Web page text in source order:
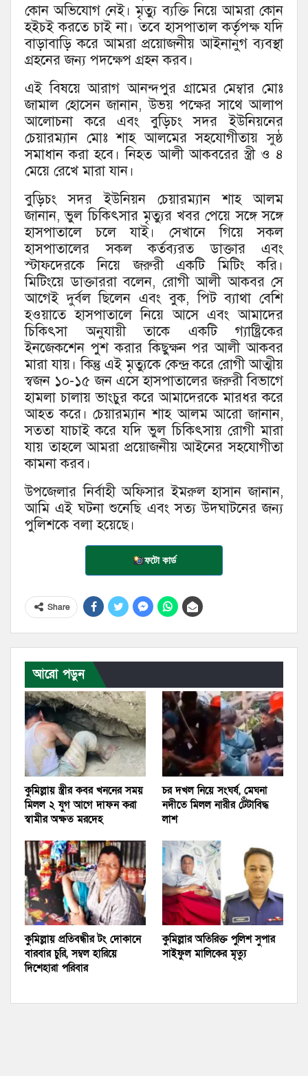
কোন অভিযোগ নেই। মৃত্যু ব্যক্তি নিয়ে আমরা কোন
হইচই করতে চাই না। তবে হাসপাতাল কর্তৃপক্ষ যদি
বাড়াবাড়ি করে আমরা প্রয়োজনীয় আইনানুগ ব্যবস্থা
গ্রহনের জন্য পদক্ষেপ গ্রহন করব।
এই বিষয়ে আরাগ আনন্দপুর গ্রামের মেম্বার মোঃ
জামাল হোসেন জানান, উভয় পক্ষের সাথে আলাপ
আলোচনা করে এবং বুড়িচং সদর ইউনিয়নের
চেয়ারম্যান মোঃ শাহ আলমের সহযোগীতায় সুষ্ঠ
সমাধান করা হবে। নিহত আলী আকবরের স্ত্রী ও ৪
মেয়ে রেখে মারা যান।
বুড়িচং সদর ইউনিয়ন চেয়ারম্যান শাহ আলম
জানান, ভুল চিকিৎসার মৃত্যুর খবর পেয়ে সঙ্গে সঙ্গে
হাসপাতালে চলে যাই। সেখানে গিয়ে সকল
হাসপাতালের সকল কর্তব্যরত ডাক্তার এবং
স্টাফদেরকে নিয়ে জরুরী একটি মিটিং করি।
মিটিংয়ে ডাক্তাররা বলেন, রোগী আলী আকবর সে
আগেই দুর্বল ছিলেন এবং বুক, পিট ব্যাথা বেশি
হওয়াতে হাসপাতালে নিয়ে আসে এবং আমাদের
চিকিৎসা অনুযায়ী তাকে একটি গ্যাষ্ট্রিকের
ইনজেকশেন পুশ করার কিছুক্ষন পর আলী আকবর
মারা যায়। কিন্তু এই মৃত্যুকে কেন্দ্র করে রোগী আত্মীয়
স্বজন ১০-১৫ জন এসে হাসপাতালের জরুরী বিভাগে
হামলা চালায় ভাংচুর করে আমাদেরকে মারধর করে
আহত করে। চেয়ারম্যান শাহ আলম আরো জানান,
সততা যাচাই করে যদি ভুল চিকিৎসায় রোগী মারা
যায় তাহলে আমরা প্রয়োজনীয় আইনের সহযোগীতা
কামনা করব।
উপজেলার নির্বাহী অফিসার ইমরুল হাসান জানান,
আমি এই ঘটনা শুনেছি এবং সত্য উদঘাটনের জন্য
পুলিশকে বলা হয়েছে।
ফটো কার্ড
Share
আরো পড়ুন
কুমিল্লায় স্ত্রীর কবর খননের সময়
মিলল ২ যুগ আগে দাফন করা
স্বামীর অক্ষত মরদেহ
চর দখল নিয়ে সংঘর্ষ, মেঘনা
নদীতে মিলল নারীর টেঁটাবিদ্ধ
লাশ
কুমিল্লায় প্রতিবন্ধীর টং দোকানে
বারবার চুরি, সম্বল হারিয়ে
দিশেহারা পরিবার
কুমিল্লার অতিরিক্ত পুলিশ সুপার
সাইফুল মালিকের মৃত্যু